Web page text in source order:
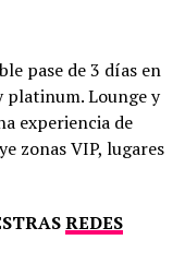
pase de 3 días en
platinum. Lounge y
experiencia de
zonas VIP, lugares
REDES